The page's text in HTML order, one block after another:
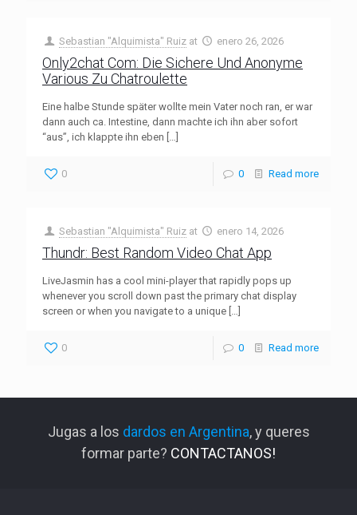
Sebastian "Alquimista" Ruiz at enero 26, 2026
Only2chat Com: Die Sichere Und Anonyme
Various Zu Chatroulette
Eine halbe Stunde später wollte mein Vater noch ran, er war
dann auch ca. Intestine, dann machte ich ihn aber sofort
“aus”, ich klappte ihn eben […]
0 0 Read more
Sebastian "Alquimista" Ruiz at enero 14, 2026
Thundr: Best Random Video Chat App
LiveJasmin has a cool mini-player that rapidly pops up
whenever you scroll down past the primary chat display
screen or when you navigate to a unique […]
0 0 Read more
Jugas a los dardos en Argentina, y queres
formar parte? CONTACTANOS!